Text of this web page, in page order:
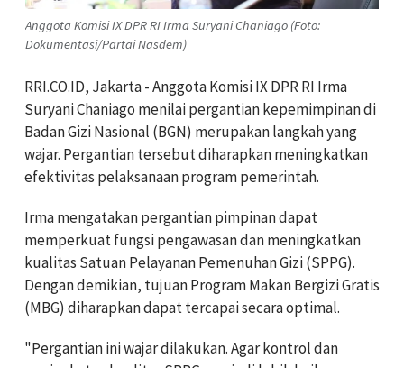
Anggota Komisi IX DPR RI Irma Suryani Chaniago (Foto:
Dokumentasi/Partai Nasdem)
RRI.CO.ID, Jakarta - Anggota Komisi IX DPR RI Irma
Suryani Chaniago menilai pergantian kepemimpinan di
Badan Gizi Nasional (BGN) merupakan langkah yang
wajar. Pergantian tersebut diharapkan meningkatkan
efektivitas pelaksanaan program pemerintah.
Irma mengatakan pergantian pimpinan dapat
memperkuat fungsi pengawasan dan meningkatkan
kualitas Satuan Pelayanan Pemenuhan Gizi (SPPG).
Dengan demikian, tujuan Program Makan Bergizi Gratis
(MBG) diharapkan dapat tercapai secara optimal.
"Pergantian ini wajar dilakukan. Agar kontrol dan